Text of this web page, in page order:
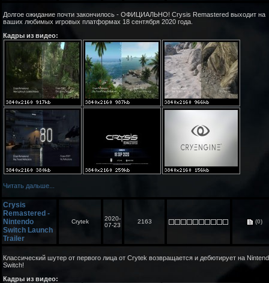
Долгое ожидание почти закончилось - ОФИЦИАЛЬНО! Crysis Remastered выходит на
ваших любимых игровых платформах 18 сентября 2020 года.
Кадры из видео:
Читать дальше...
Crysis
Remastered -
Nintendo
Switch Launch
Trailer
Crytek
2020-
07-23
2163 (0)
Классический шутер от первого лица от Crytek возвращается и дебютирует на
Switch!
Кадры из видео: